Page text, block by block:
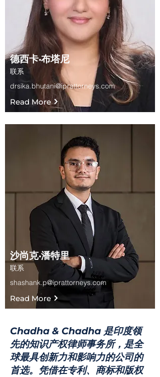
德西卡·布塔尼
联系
drsika.bhutani@iprattorneys.com
Read More
沙尚克·潘特里
联系
shashank.p@iprattorneys.com
Read More
Chadha & Chadha 是印度领
先的知识产权律师事务所，是全
球最具创新力和影响力的公司的
首选。凭借在专利、商标和版权